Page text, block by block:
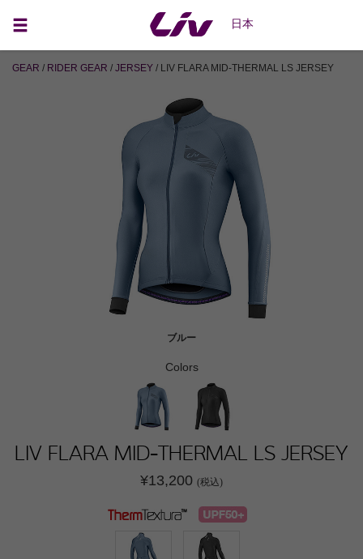
日本
GEAR / RIDER GEAR / JERSEY / LIV FLARA MID-THERMAL LS JERSEY
ブルー
Colors
LIV FLARA MID-THERMAL LS JERSEY
¥13,200 (税込)